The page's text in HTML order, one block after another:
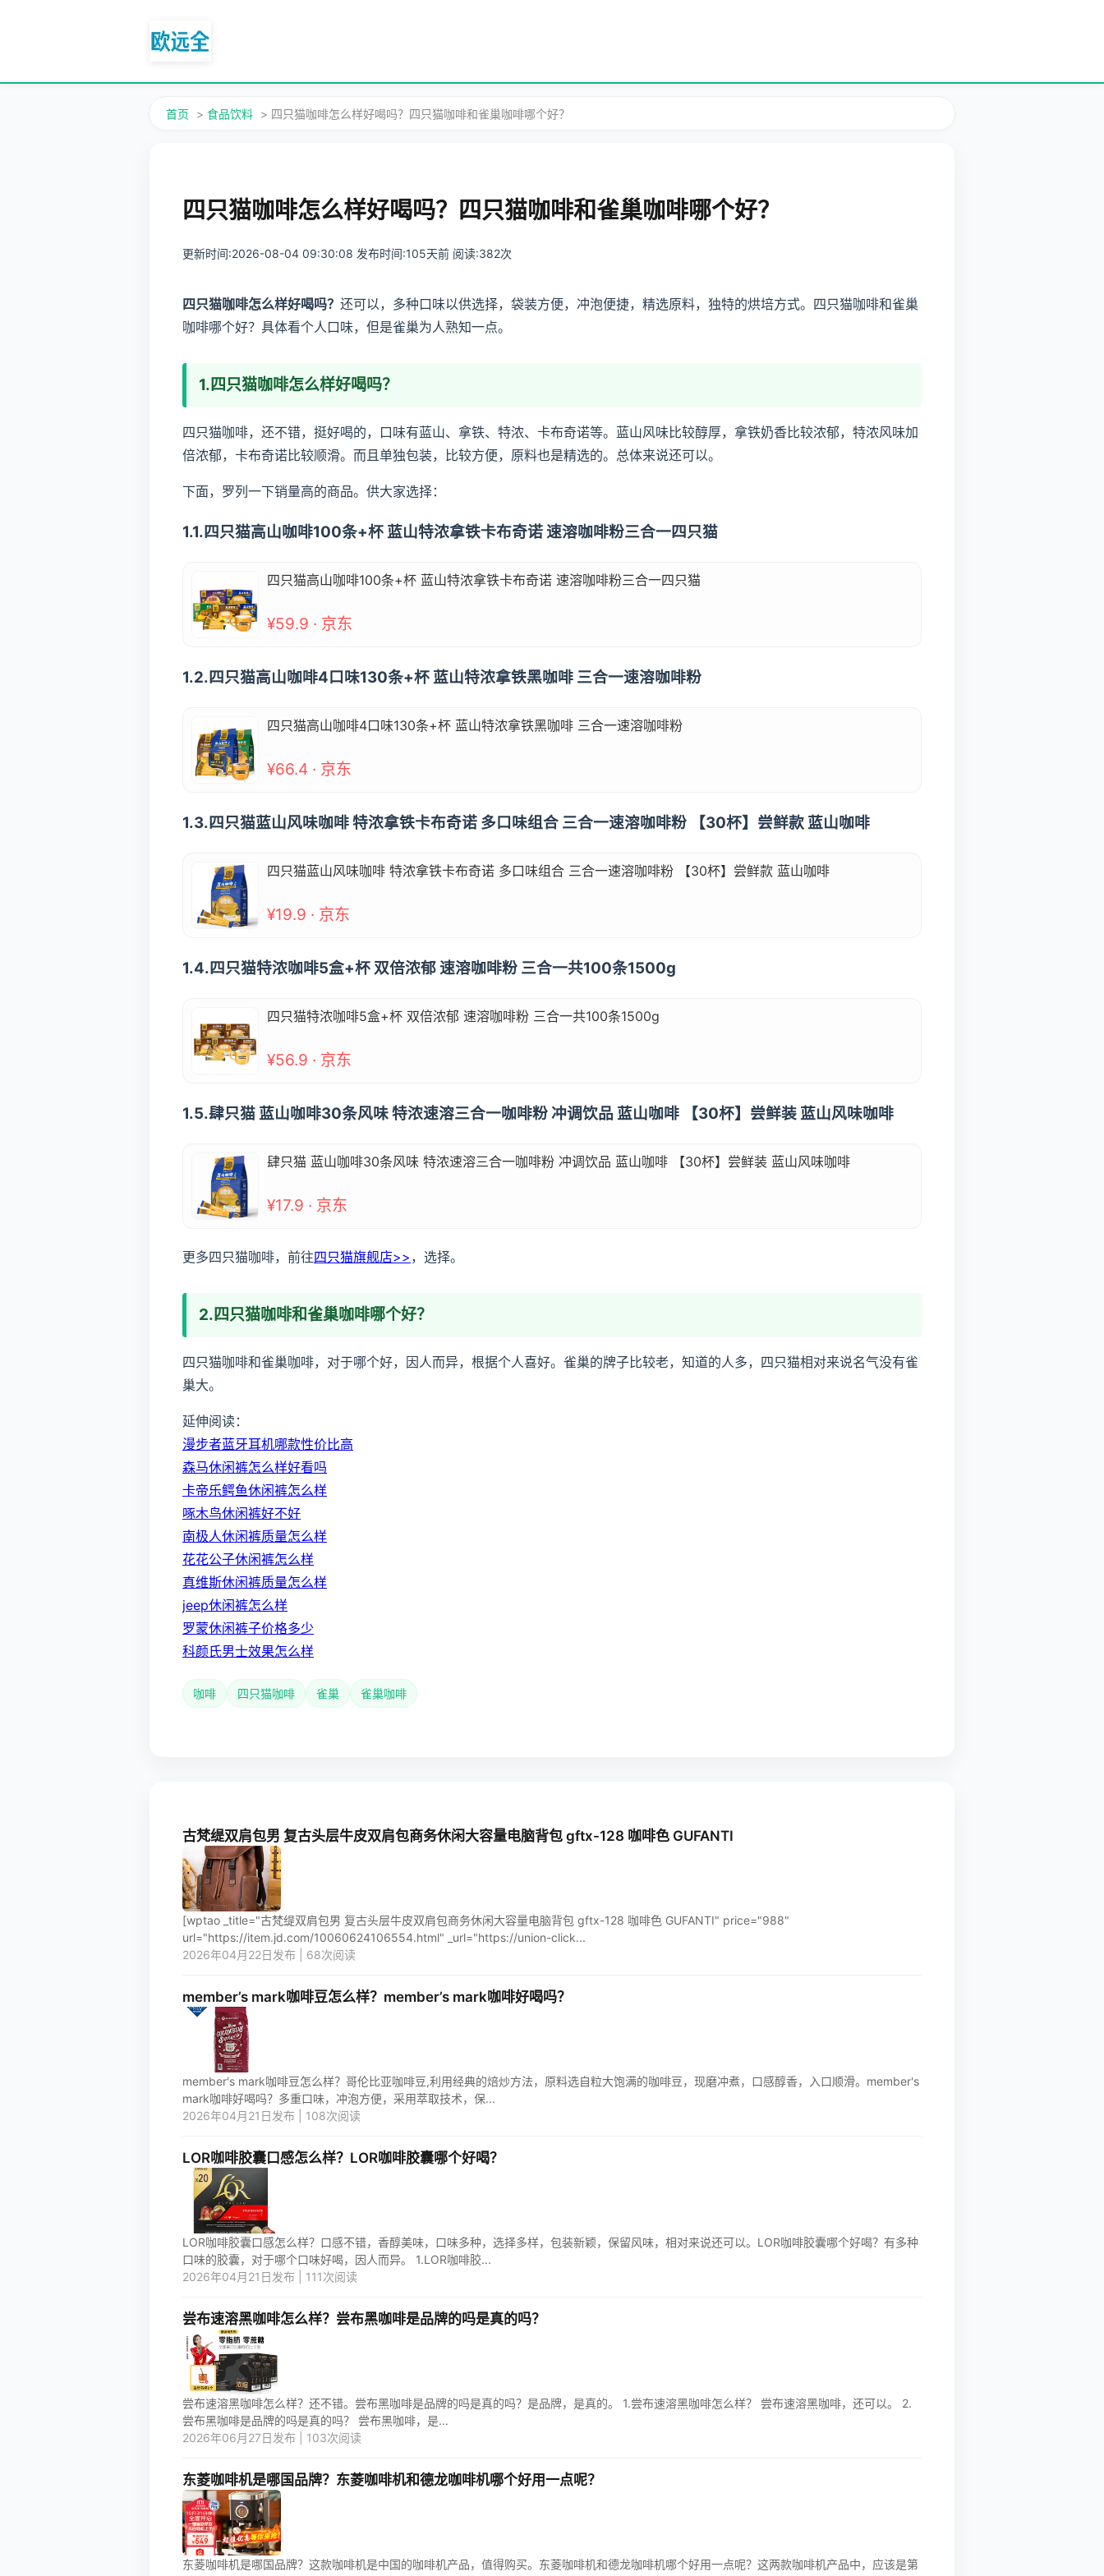
首页 > 食品饮料 > 四只猫咖啡怎么样好喝吗？四只猫咖啡和雀巢咖啡哪个好？
四只猫咖啡怎么样好喝吗？四只猫咖啡和雀巢咖啡哪个好？
更新时间:2026-08-04 09:30:08 发布时间:105天前 阅读:382次
四只猫咖啡怎么样好喝吗？ 还可以，多种口味以供选择，袋装方便，冲泡便捷，精选原料，独特的烘培方式。四只猫咖啡和雀巢
咖啡哪个好？具体看个人口味，但是雀巢为人熟知一点。
1.四只猫咖啡怎么样好喝吗？
四只猫咖啡，还不错，挺好喝的，口味有蓝山、拿铁、特浓、卡布奇诺等。蓝山风味比较醇厚，拿铁奶香比较浓郁，特浓风味加
倍浓郁，卡布奇诺比较顺滑。而且单独包装，比较方便，原料也是精选的。总体来说还可以。
下面，罗列一下销量高的商品。供大家选择：
1.1.四只猫高山咖啡100条+杯 蓝山特浓拿铁卡布奇诺 速溶咖啡粉三合一四只猫
四只猫高山咖啡100条+杯 蓝山特浓拿铁卡布奇诺 速溶咖啡粉三合一四只猫
¥59.9 · 京东
1.2.四只猫高山咖啡4口味130条+杯 蓝山特浓拿铁黑咖啡 三合一速溶咖啡粉
四只猫高山咖啡4口味130条+杯 蓝山特浓拿铁黑咖啡 三合一速溶咖啡粉
¥66.4 · 京东
1.3.四只猫蓝山风味咖啡 特浓拿铁卡布奇诺 多口味组合 三合一速溶咖啡粉 【30杯】尝鲜款 蓝山咖啡
四只猫蓝山风味咖啡 特浓拿铁卡布奇诺 多口味组合 三合一速溶咖啡粉 【30杯】尝鲜款 蓝山咖啡
¥19.9 · 京东
1.4.四只猫特浓咖啡5盒+杯 双倍浓郁 速溶咖啡粉 三合一共100条1500g
四只猫特浓咖啡5盒+杯 双倍浓郁 速溶咖啡粉 三合一共100条1500g
¥56.9 · 京东
1.5.肆只猫 蓝山咖啡30条风味 特浓速溶三合一咖啡粉 冲调饮品 蓝山咖啡 【30杯】尝鲜装 蓝山风味咖啡
肆只猫 蓝山咖啡30条风味 特浓速溶三合一咖啡粉 冲调饮品 蓝山咖啡 【30杯】尝鲜装 蓝山风味咖啡
¥17.9 · 京东
更多四只猫咖啡，前往四只猫旗舰店>> ，选择。
2.四只猫咖啡和雀巢咖啡哪个好？
四只猫咖啡和雀巢咖啡，对于哪个好，因人而异，根据个人喜好。雀巢的牌子比较老，知道的人多，四只猫相对来说名气没有雀
巢大。
延伸阅读：
漫步者蓝牙耳机哪款性价比高
森马休闲裤怎么样好看吗
卡帝乐鳄鱼休闲裤怎么样
啄木鸟休闲裤好不好
南极人休闲裤质量怎么样
花花公子休闲裤怎么样
真维斯休闲裤质量怎么样
jeep休闲裤怎么样
罗蒙休闲裤子价格多少
科颜氏男士效果怎么样
咖啡 四只猫咖啡 雀巢 雀巢咖啡
古梵缇双肩包男 复古头层牛皮双肩包商务休闲大容量电脑背包 gftx-128 咖啡色 GUFANTI
[wptao _title="古梵缇双肩包男 复古头层牛皮双肩包商务休闲大容量电脑背包 gftx-128 咖啡色 GUFANTI" price="988"
url="https://item.jd.com/10060624106554.html" _url="https://union-click...
2026年04月22日发布 | 68次阅读
member’s mark咖啡豆怎么样？member’s mark咖啡好喝吗？
member's mark咖啡豆怎么样？哥伦比亚咖啡豆,利用经典的焙炒方法，原料选自粒大饱满的咖啡豆，现磨冲煮，口感醇香，入口顺滑。member's
mark咖啡好喝吗？多重口味，冲泡方便，采用萃取技术，保...
2026年04月21日发布 | 108次阅读
LOR咖啡胶囊口感怎么样？LOR咖啡胶囊哪个好喝？
LOR咖啡胶囊口感怎么样？口感不错，香醇美味，口味多种，选择多样，包装新颖，保留风味，相对来说还可以。LOR咖啡胶囊哪个好喝？有多种
口味的胶囊，对于哪个口味好喝，因人而异。 1.LOR咖啡胶...
2026年04月21日发布 | 111次阅读
尝布速溶黑咖啡怎么样？尝布黑咖啡是品牌的吗是真的吗？
尝布速溶黑咖啡怎么样？还不错。尝布黑咖啡是品牌的吗是真的吗？是品牌，是真的。 1.尝布速溶黑咖啡怎么样？ 尝布速溶黑咖啡，还可以。 2.
尝布黑咖啡是品牌的吗是真的吗？ 尝布黑咖啡，是...
2026年06月27日发布 | 103次阅读
东菱咖啡机是哪国品牌？东菱咖啡机和德龙咖啡机哪个好用一点呢？
东菱咖啡机是哪国品牌？这款咖啡机是中国的咖啡机产品，值得购买。东菱咖啡机和德龙咖啡机哪个好用一点呢？这两款咖啡机产品中，应该是第